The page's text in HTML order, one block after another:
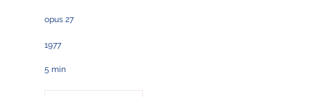
opus 27
1977
5 min